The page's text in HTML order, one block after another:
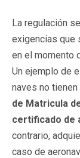
La regulación
exigencias que
en el momento
Un ejemplo de
naves no
de Matricula
certificado de
contrario,
caso de